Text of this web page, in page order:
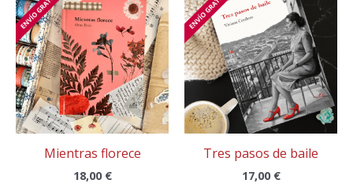
Mientras florece
18,00 €
Tres pasos de baile
17,00 €